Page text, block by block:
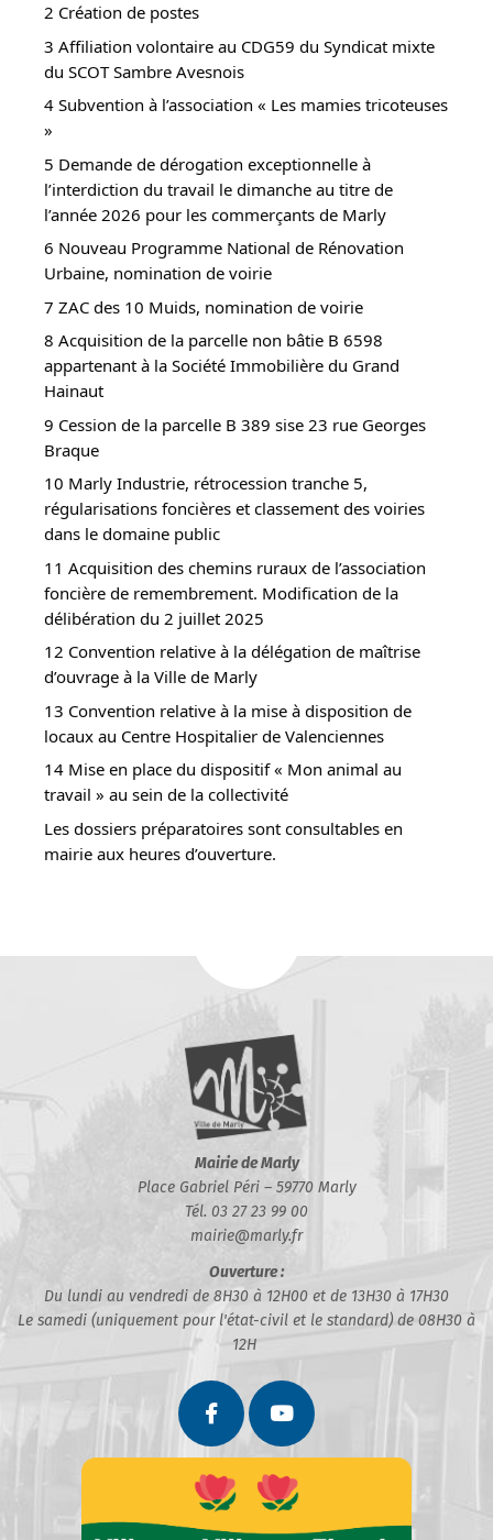
2 Création de postes
3 Affiliation volontaire au CDG59 du Syndicat mixte
du SCOT Sambre Avesnois
4 Subvention à l’association « Les mamies tricoteuses
»
5 Demande de dérogation exceptionnelle à
l’interdiction du travail le dimanche au titre de
l’année 2026 pour les commerçants de Marly
6 Nouveau Programme National de Rénovation
Urbaine, nomination de voirie
7 ZAC des 10 Muids, nomination de voirie
8 Acquisition de la parcelle non bâtie B 6598
appartenant à la Société Immobilière du Grand
Hainaut
9 Cession de la parcelle B 389 sise 23 rue Georges
Braque
10 Marly Industrie, rétrocession tranche 5,
régularisations foncières et classement des voiries
dans le domaine public
11 Acquisition des chemins ruraux de l’association
foncière de remembrement. Modification de la
délibération du 2 juillet 2025
12 Convention relative à la délégation de maîtrise
d’ouvrage à la Ville de Marly
13 Convention relative à la mise à disposition de
locaux au Centre Hospitalier de Valenciennes
14 Mise en place du dispositif « Mon animal au
travail » au sein de la collectivité
Les dossiers préparatoires sont consultables en
mairie aux heures d’ouverture.
Mairie de Marly
Place Gabriel Péri – 59770 Marly
Tél. 03 27 23 99 00
mairie@marly.fr
Ouverture :
Du lundi au vendredi de 8H30 à 12H00 et de 13H30 à 17H30
Le samedi (uniquement pour l'état-civil et le standard) de 08H30 à
12H